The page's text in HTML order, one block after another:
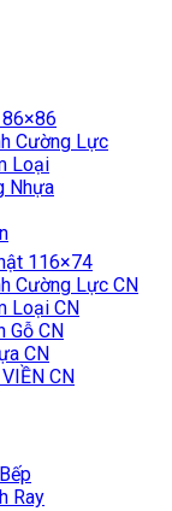
86×86
Cường Lực
Loại
Nhựa
116×74
Cường Lực CN
Loại CN
Gỗ CN
CN
CN
Ray